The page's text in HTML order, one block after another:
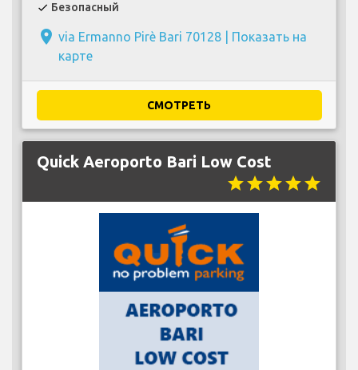
check Безопасный
place via Ermanno Pirè Bari 70128 | Показать на
карте
СМОТРЕТЬ
Quick Aeroporto Bari Low Cost
starstarstarstarstar